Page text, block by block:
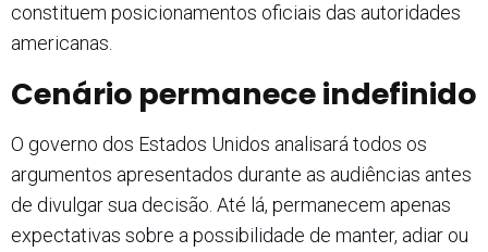
constituem posicionamentos oficiais das autoridades
americanas.
Cenário permanece indefinido
O governo dos Estados Unidos analisará todos os
argumentos apresentados durante as audiências antes
de divulgar sua decisão. Até lá, permanecem apenas
expectativas sobre a possibilidade de manter, adiar ou